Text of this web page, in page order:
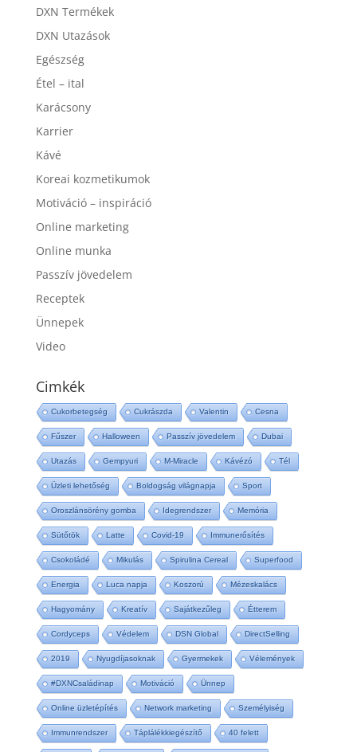
DXN Termékek
DXN Utazások
Egészség
Étel – ital
Karácsony
Karrier
Kávé
Koreai kozmetikumok
Motiváció – inspiráció
Online marketing
Online munka
Passzív jövedelem
Receptek
Ünnepek
Video
Cimkék
Cukorbetegség Cukrászda Valentin Cesna
Fűszer Halloween Passzív jövedelem Dubai
Utazás Gempyuri M-Miracle Kávézó Tél
Üzleti lehetőség Boldogság világnapja Sport
Oroszlánsörény gomba Idegrendszer Memória
Sütőtök Latte Covid-19 Immunerősítés
Csokoládé Mikulás Spirulina Cereal Superfood
Energia Luca napja Koszorú Mézeskalács
Hagyomány Kreatív Sajátkezűleg Étterem
Cordyceps Védelem DSN Global DirectSelling
2019 Nyugdíjasoknak Gyermekek Vélemények
#DXNCsaládinap Motiváció Ünnep
Online üzletépítés Network marketing Személyiség
Immunrendszer Táplálékkiegészítő 40 felett